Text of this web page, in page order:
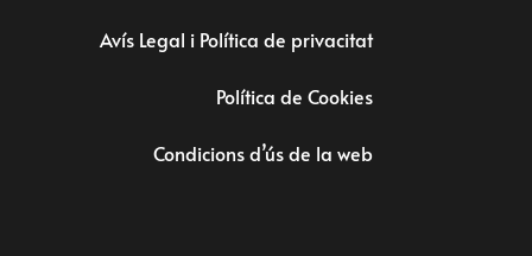
Avís Legal i Política de privacitat
Política de Cookies
Condicions d’ús de la web